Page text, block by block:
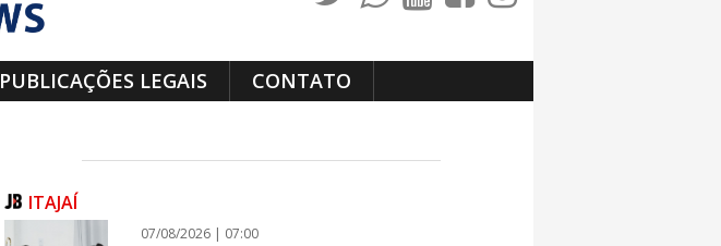
PUBLICAÇÕES LEGAIS CONTATO
ITAJAÍ
07/08/2026 | 07:00